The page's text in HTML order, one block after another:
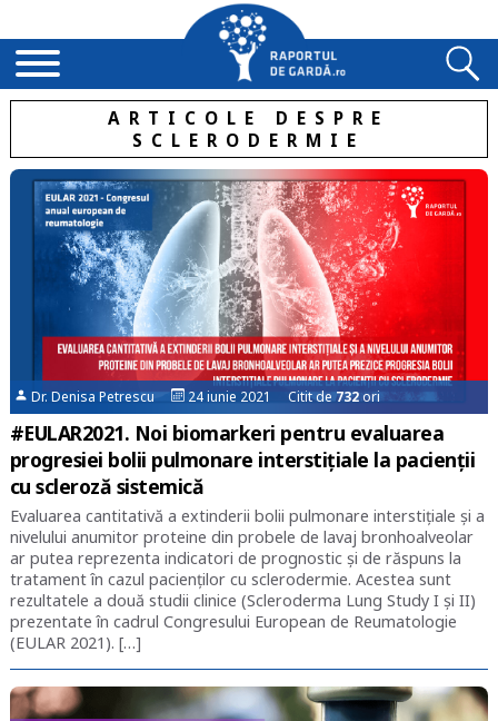
ARTICOLE DESPRE
SCLERODERMIE
Dr. Denisa Petrescu 24 iunie 2021 Citit de732ori
#EULAR2021. Noi biomarkeri pentru evaluarea
progresiei bolii pulmonare interstițiale la pacienții
cu scleroză sistemică
Evaluarea cantitativă a extinderii bolii pulmonare interstițiale și a
nivelului anumitor proteine din probele de lavaj bronhoalveolar
ar putea reprezenta indicatori de prognostic și de răspuns la
tratament în cazul pacienților cu sclerodermie. Acestea sunt
rezultatele a două studii clinice (Scleroderma Lung Study I și II)
prezentate în cadrul Congresului European de Reumatologie
(EULAR 2021). […]